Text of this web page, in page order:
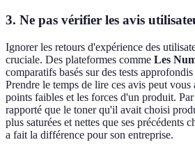
3. Ne pas vérifier les avis
Ignorer les retours d'expérience des
cruciale. Des plateformes comme Les
comparatifs basés sur des tests
Prendre le temps de lire ces avis peut
points faibles et les forces d'un produit.
rapporté que le toner qu'il avait choisi
plus saturées et nettes que ses précédents
a fait la différence pour son entreprise.